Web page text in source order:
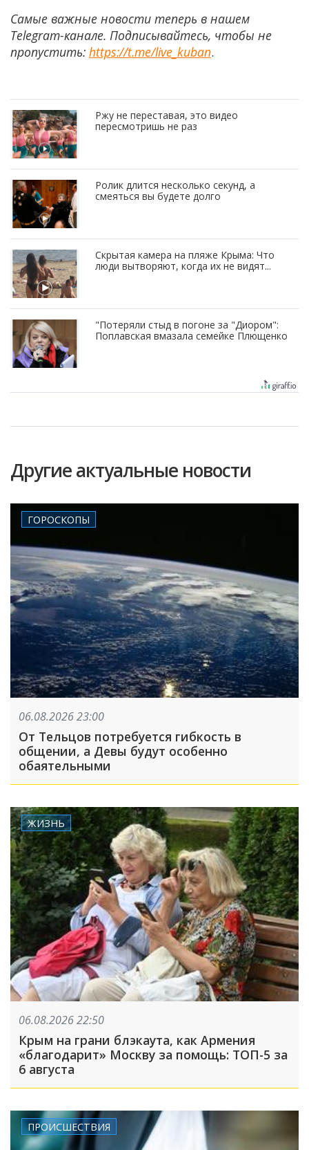
Самые важные новости теперь в нашем
Telegram-канале. Подписывайтесь, чтобы не
пропустить: https://t.me/live_kuban.
Ржу не переставая, это видео
пересмотришь не раз
Ролик длится несколько секунд, а
смеяться вы будете долго
Скрытая камера на пляже Крыма: Что
люди вытворяют, когда их не видят...
"Потеряли стыд в погоне за "Диором":
Поплавская вмазала семейке Плющенко
Другие актуальные новости
ГОРОСКОПЫ
06.08.2026 23:00
От Тельцов потребуется гибкость в
общении, а Девы будут особенно
обаятельными
ЖИЗНЬ
06.08.2026 22:50
Крым на грани блэкаута, как Армения
«благодарит» Москву за помощь: ТОП-5 за
6 августа
ПРОИСШЕСТВИЯ